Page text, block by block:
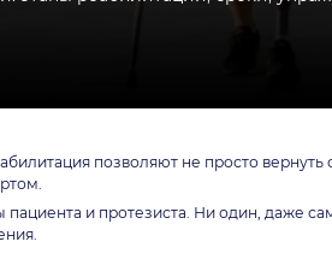
позволяют не просто
и протезиста. Ни один, даже